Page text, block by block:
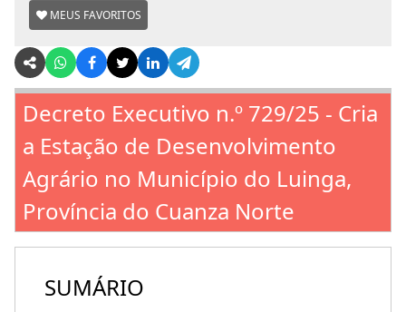
MEUS FAVORITOS
Decreto Executivo n.º 729/25 - Cria
a Estação de Desenvolvimento
Agrário no Município do Luinga,
Província do Cuanza Norte
SUMÁRIO